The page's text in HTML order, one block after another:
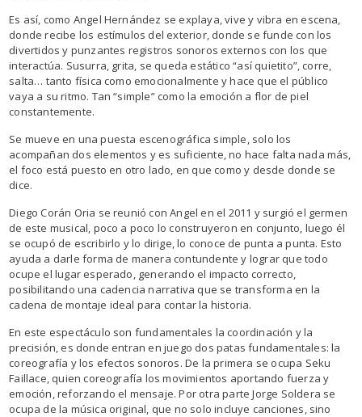
Es así, como Angel Hernández se explaya, vive y vibra en escena,
donde recibe los estímulos del exterior, donde se funde con los
divertidos y punzantes registros sonoros externos con los que
interactúa. Susurra, grita, se queda estático “así quietito”, corre,
salta… tanto física como emocionalmente y hace que el público
vaya a su ritmo. Tan “simple” como la emoción a flor de piel
constantemente.
Se mueve en una puesta escenográfica simple, solo los
acompañan dos elementos y es suficiente, no hace falta nada más,
el foco está puesto en otro lado, en que como y desde donde se
dice.
Diego Corán Oria se reunió con Angel en el 2011 y surgió el germen
de este musical, poco a poco lo construyeron en conjunto, luego él
se ocupó de escribirlo y lo dirige, lo conoce de punta a punta. Esto
ayuda a darle forma de manera contundente y lograr que todo
ocupe el lugar esperado, generando el impacto correcto,
posibilitando una cadencia narrativa que se transforma en la
cadena de montaje ideal para contar la historia.
En este espectáculo son fundamentales la coordinación y la
precisión, es donde entran en juego dos patas fundamentales: la
coreografía y los efectos sonoros. De la primera se ocupa Seku
Faillace, quien coreografía los movimientos aportando fuerza y
emoción, reforzando el mensaje. Por otra parte Jorge Soldera se
ocupa de la música original, que no solo incluye canciones, sino